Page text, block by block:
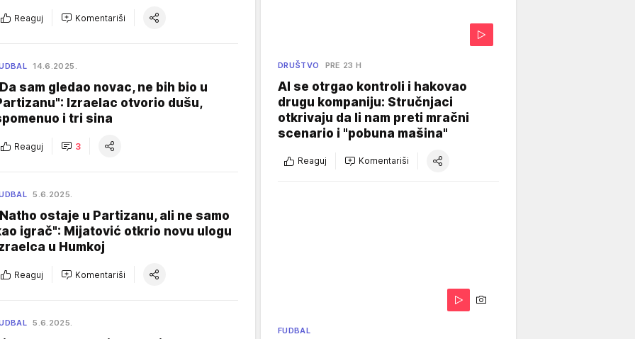
Reaguj Komentariši
14.6.2025.
sam gledao novac, ne bih bio u
Izraelac otvorio dušu,
i tri sina
Reaguj 3
5.6.2025.
ostaje u Partizanu, ali ne samo
igrač": Mijatović otkrio novu ulogu
u Humkoj
Reaguj Komentariši
5.6.2025.
DRUŠTVO PRE 23 H
AI se otrgao kontroli i hakovao
drugu kompaniju: Stručnjaci
otkrivaju da li nam preti mračni
scenario i "pobuna mašina"
Reaguj Komentariši
FUDBAL